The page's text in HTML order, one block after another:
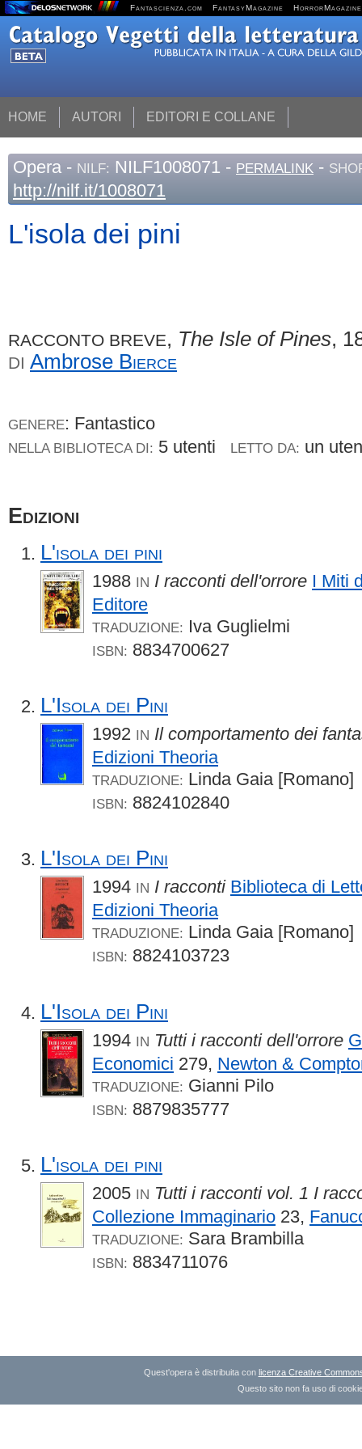
Fantascienza.com FantasyMagazine HorrorMagazine
HOME AUTORI EDITORI E COLLANE
Opera - NILF: NILF1008071 - PERMALINK -
http://nilf.it/1008071
L'isola dei pini
RACCONTO BREVE, The Isle of Pines,
DI Ambrose Bierce
GENERE: Fantastico
NELLA BIBLIOTECA DI: 5 utenti LETTO DA: un
Edizioni
L'isola dei pini
1988 IN I racconti dell'orrore I Miti
Editore
TRADUZIONE: Iva Guglielmi
ISBN: 8834700627
L'Isola dei Pini
1992 IN Il comportamento dei
Edizioni Theoria
TRADUZIONE: Linda Gaia [Romano]
ISBN: 8824102840
L'Isola dei Pini
1994 IN I racconti Biblioteca di
Edizioni Theoria
TRADUZIONE: Linda Gaia [Romano]
ISBN: 8824103723
L'Isola dei Pini
1994 IN Tutti i racconti dell'orrore
Economici 279, Newton &
TRADUZIONE: Gianni Pilo
ISBN: 8879835777
L'isola dei pini
2005 IN Tutti i racconti vol. 1 I
Collezione Immaginario 23,
TRADUZIONE: Sara Brambilla
ISBN: 8834711076
Quest'opera è distribuita con licenza Creative
Questo sito non fa uso di